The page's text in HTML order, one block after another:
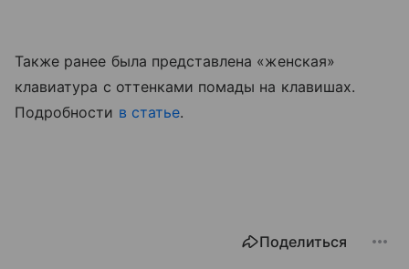
Также ранее была представлена «женская»
клавиатура с оттенками помады на клавишах.
Подробности в статье.
Поделиться